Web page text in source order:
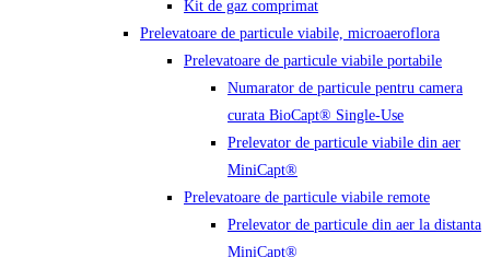
Kit de gaz comprimat
Prelevatoare de particule viabile, microaeroflora
Prelevatoare de particule viabile portabile
Numarator de particule pentru camera
curata BioCapt® Single-Use
Prelevator de particule viabile din aer
MiniCapt®
Prelevatoare de particule viabile remote
Prelevator de particule din aer la distanta
MiniCapt®